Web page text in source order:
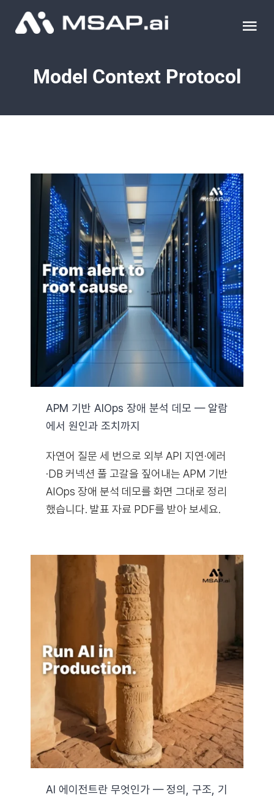
제품
조달물품
이벤트 & 세미나
블로그
자료실
기술지원
Search
Model Context Protocol
APM 기반 AIOps 장애 분석 데모 — 알람
에서 원인과 조치까지
자연어 질문 세 번으로 외부 API 지연·에러
·DB 커넥션 풀 고갈을 짚어내는 APM 기반
AIOps 장애 분석 데모를 화면 그대로 정리
했습니다. 발표 자료 PDF를 받아 보세요.
AI 에이전트란 무엇인가 — 정의, 구조, 기